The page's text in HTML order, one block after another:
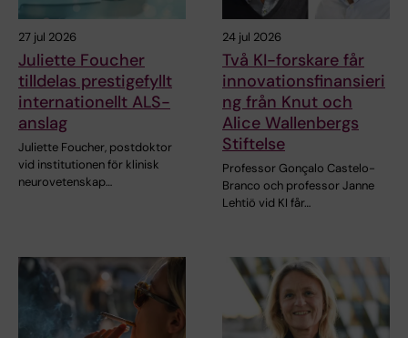
27 jul 2026
Juliette Foucher
tilldelas prestigefyllt
internationellt ALS-
anslag
Juliette Foucher, postdoktor
vid institutionen för klinisk
neurovetenskap…
24 jul 2026
Två KI-forskare får
innovationsfinansieri
ng från Knut och
Alice Wallenbergs
Stiftelse
Professor Gonçalo Castelo-
Branco och professor Janne
Lehtiö vid KI får…